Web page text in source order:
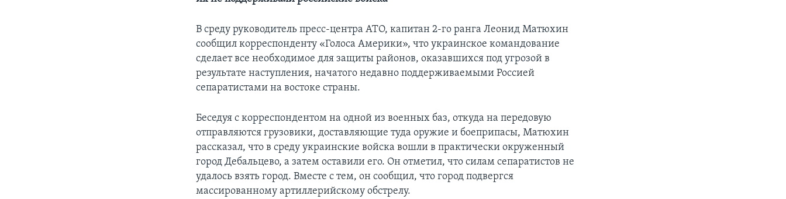
В среду руководитель пресс-центра АТО, капитан 2-го ранга Леонид Матюхин
сообщил корреспонденту «Голоса Америки», что украинское командование
сделает все необходимое для защиты районов, оказавшихся под угрозой в
результате наступления, начатого недавно поддерживаемыми Россией
сепаратистами на востоке страны.
Беседуя с корреспондентом на одной из военных баз, откуда на передовую
отправляются грузовики, доставляющие туда оружие и боеприпасы, Матюхин
рассказал, что в среду украинские войска вошли в практически окруженный
город Дебальцево, а затем оставили его. Он отметил, что силам сепаратистов не
удалось взять город. Вместе с тем, он сообщил, что город подвергся
массированному артиллерийскому обстрелу.